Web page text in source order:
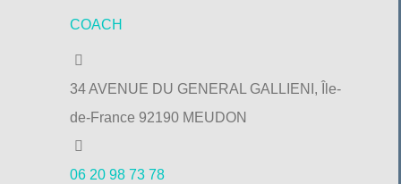
COACH
34 AVENUE DU GENERAL GALLIENI, Île-
de-France 92190 MEUDON
06 20 98 73 78